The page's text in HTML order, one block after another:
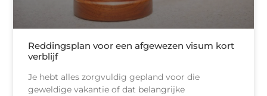
Reddingsplan voor een afgewezen visum kort
verblijf
Je hebt alles zorgvuldig gepland voor die
geweldige vakantie of dat belangrijke